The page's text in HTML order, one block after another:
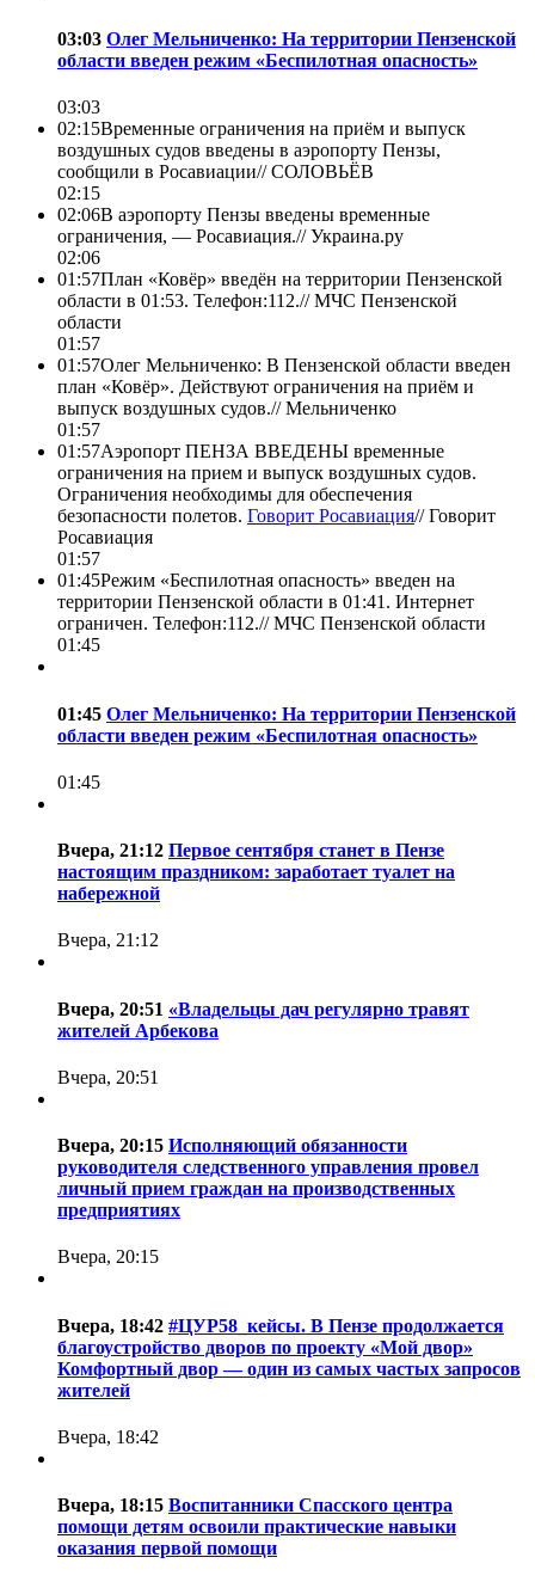
03:03 Олег Мельниченко: На территории Пензенской
области введен режим «Беспилотная опасность»
03:03
02:15Временные ограничения на приём и выпуск
воздушных судов введены в аэропорту Пензы,
сообщили в Росавиации//СОЛОВЬЁВ
02:15
02:06В аэропорту Пензы введены временные
ограничения, — Росавиация.//Украина.ру
02:06
01:57План «Ковёр» введён на территории Пензенской
области в 01:53. Телефон:112.//МЧС Пензенской
области
01:57
01:57Олег Мельниченко: В Пензенской области введен
план «Ковёр». Действуют ограничения на приём и
выпуск воздушных судов.//Мельниченко
01:57
01:57Аэропорт ПЕНЗА ВВЕДЕНЫ временные
ограничения на прием и выпуск воздушных судов.
Ограничения необходимы для обеспечения
безопасности полетов. Говорит Росавиация//Говорит
Росавиация
01:57
01:45Режим «Беспилотная опасность» введен на
территории Пензенской области в 01:41. Интернет
ограничен. Телефон:112.//МЧС Пензенской области
01:45
01:45 Олег Мельниченко: На территории Пензенской
области введен режим «Беспилотная опасность»
01:45
Вчера, 21:12 Первое сентября станет в Пензе
настоящим праздником: заработает туалет на
набережной
Вчера, 21:12
Вчера, 20:51 «Владельцы дач регулярно травят
жителей Арбекова
Вчера, 20:51
Вчера, 20:15 Исполняющий обязанности
руководителя следственного управления провел
личный прием граждан на производственных
предприятиях
Вчера, 20:15
Вчера, 18:42 #ЦУР58_кейсы. В Пензе продолжается
благоустройство дворов по проекту «Мой двор»
Комфортный двор — один из самых частых запросов
жителей
Вчера, 18:42
Вчера, 18:15 Воспитанники Спасского центра
помощи детям освоили практические навыки
оказания первой помощи